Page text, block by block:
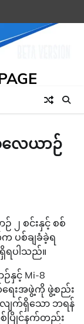
လေယာဉ်
၂ စင်းနှင့် စစ်
ပစ်ချခံခဲ့ရ
ရပါသည်။
နှင့် Mi-8
ေးအဖွဲ့ကို ဖွဲ့စည်း
လျက်ရှိသော ဘရန်
ပြိုင်နက်တည်း